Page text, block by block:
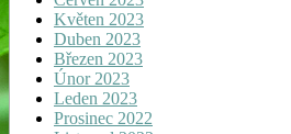
Květen 2023
Duben 2023
Březen 2023
Únor 2023
Leden 2023
Prosinec 2022